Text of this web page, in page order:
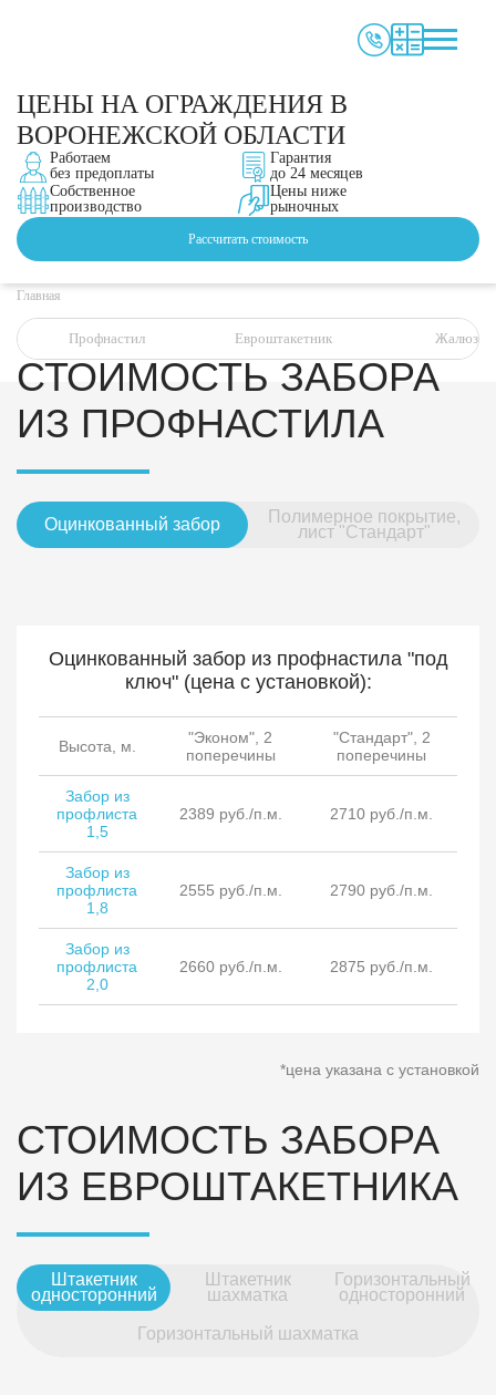
ЦЕНЫ НА ОГРАЖДЕНИЯ В
ВОРОНЕЖСКОЙ ОБЛАСТИ
Работаем
без предоплаты
Гарантия
до 24 месяцев
Собственное
производство
Цены ниже
рыночных
Рассчитать стоимость
Главная
Профнастил Евроштакетник Жалюзи
СТОИМОСТЬ ЗАБОРА
ИЗ ПРОФНАСТИЛА
Оцинкованный забор
Полимерное покрытие,
лист "Стандарт"
Оцинкованный забор из профнастила "под
ключ" (цена с установкой):
Высота, м.
"Эконом", 2
поперечины
"Стандарт", 2
поперечины
Забор из
профлиста
1,5
2389 руб./п.м. 2710 руб./п.м.
Забор из
профлиста
1,8
2555 руб./п.м. 2790 руб./п.м.
Забор из
профлиста
2,0
2660 руб./п.м. 2875 руб./п.м.
*цена указана с установкой
СТОИМОСТЬ ЗАБОРА
ИЗ ЕВРОШТАКЕТНИКА
Штакетник
односторонний
Штакетник
шахматка
Горизонтальный
односторонний
Горизонтальный шахматка